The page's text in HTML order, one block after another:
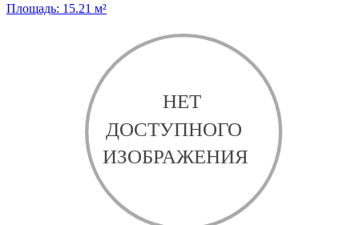
Площадь: 15.21 м²